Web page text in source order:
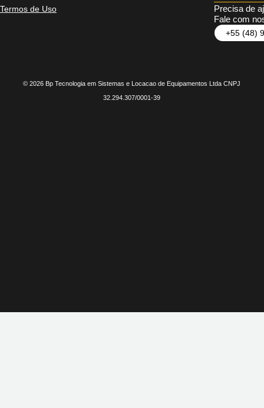
Termos de Uso
Precisa de
Fale com
+55 (48)
© 2026 Bp Tecnologia em Sistemas e Locacao de Equipamentos Ltda CNPJ
32.294.307/0001-39